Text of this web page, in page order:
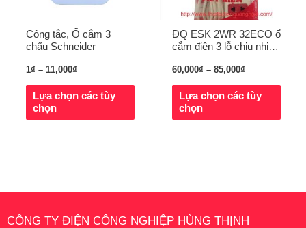
Công tắc, Ổ cắm 3
chấu Schneider
1₫ – 11,000₫
Lựa chọn các tùy
chọn
ĐQ ESK 2WR 32ECO ổ
cắm điện 3 lỗ chịu nhiệt
60,000₫ – 85,000₫
Lựa chọn các tùy
chọn
CÔNG TY ĐIỆN CÔNG NGHIỆP HÙNG THỊNH